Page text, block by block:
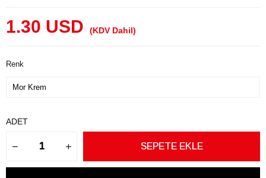
1.30 USD (KDV Dahil)
Renk
ADET